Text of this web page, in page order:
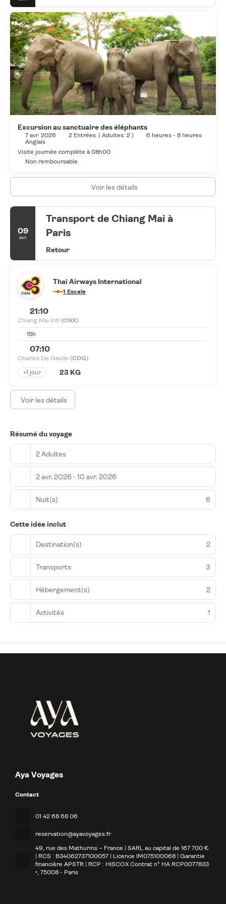
Excursion au sanctuaire des éléphants
7 avr. 2026 2 Entrées ( Adultes: 2 )
6 heures - 8 heures
Anglais
Visite journée complète à 08h00
Non remboursable
Voir les détails
09
avr.
Transport de Chiang Mai à
Paris
Retour
Thai Airways International
1 Escale
21:10
Chiang Mai Intl (CNX)
15h
07:10
Charles De Gaulle (CDG)
+1 jour
23 KG
Voir les détails
Résumé du voyage
2 Adultes
2 avr. 2026 - 10 avr. 2026
Nuit(s) 6
Cette idée inclut
Destination(s) 2
Transports 3
Hébergement(s) 2
Activités 1
Aya Voyages
Contact
01 42 68 68 06
reservation@ayavoyages.fr
49, rue des Mathurins – France | SARL au capital de 167 700 €
| RCS : B34062737100057 | Licence IM075100068 | Garantie
financière APSTR | RCP : HISCOX Contrat n° HA RCP0077833
• , 75008 - Paris